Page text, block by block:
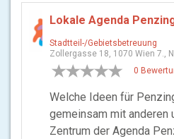
Lokale Agenda
Stadtteil-/Gebietsbetreuung
Zollergasse 18, 1070 Wien 7.,
0
Welche Ideen für
gemeinsam mit anderen
Zentrum der Agenda